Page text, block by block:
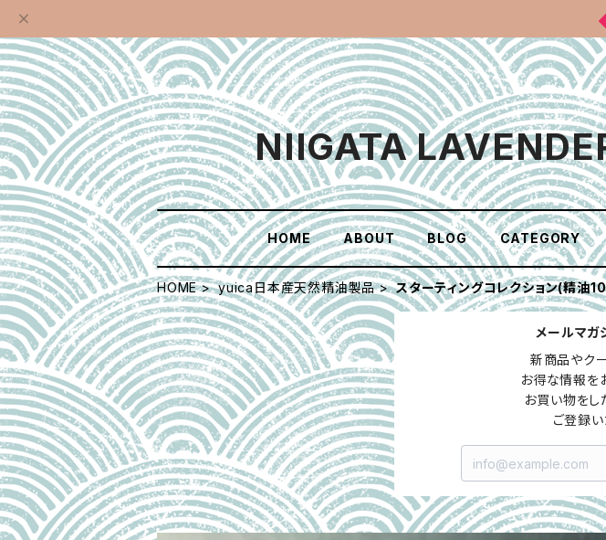
NIIGATA
HOME ABOUT BLOG CATEGORY
HOME yuica日本産天然精油製品 スターティングコレクション(精油10
メールマガ
新商品やク
お得な情報を
お買い物をし
ご登録い